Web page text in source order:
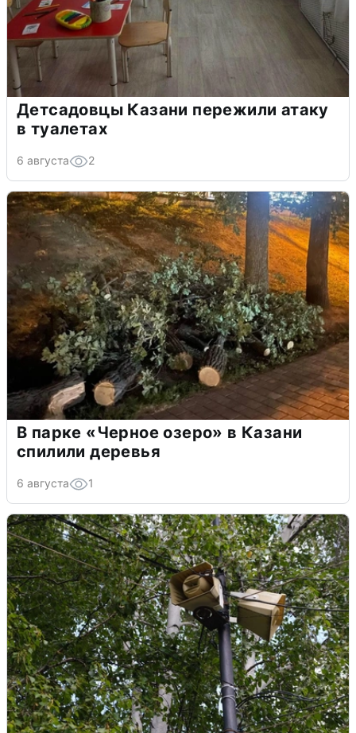
Детсадовцы Казани пережили атаку
в туалетах
6 августа 2
В парке «Черное озеро» в Казани
спилили деревья
6 августа 1